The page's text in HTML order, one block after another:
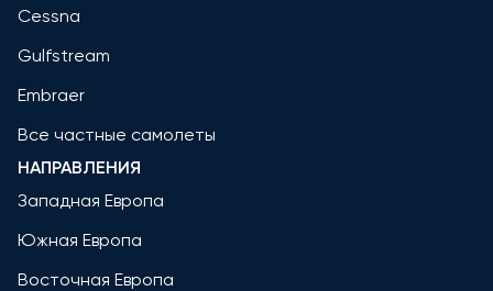
Cessna
Gulfstream
Embraer
Все частные самолеты
НАПРАВЛЕНИЯ
Западная Европа
Южная Европа
Восточная Европа